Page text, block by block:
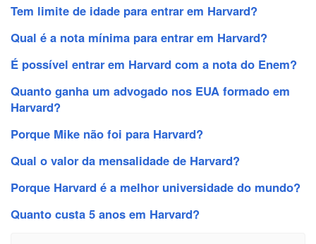
Tem limite de idade para entrar em Harvard?
Qual é a nota mínima para entrar em Harvard?
É possível entrar em Harvard com a nota do Enem?
Quanto ganha um advogado nos EUA formado em
Harvard?
Porque Mike não foi para Harvard?
Qual o valor da mensalidade de Harvard?
Porque Harvard é a melhor universidade do mundo?
Quanto custa 5 anos em Harvard?